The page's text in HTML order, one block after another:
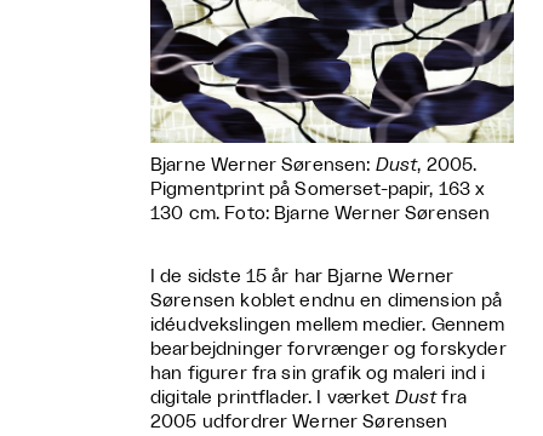
Bjarne Werner Sørensen: Dust, 2005.
Pigmentprint på Somerset-papir, 163 x
130 cm. Foto: Bjarne Werner Sørensen
I de sidste 15 år har Bjarne Werner
Sørensen koblet endnu en dimension på
idéudvekslingen mellem medier. Gennem
bearbejdninger forvrænger og forskyder
han figurer fra sin grafik og maleri ind i
digitale printflader. I værket Dustfra
2005 udfordrer Werner Sørensen